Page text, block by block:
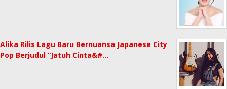
Alika Rilis Lagu Baru Bernuansa Japanese City
Pop Berjudul “Jatuh Cinta&#…